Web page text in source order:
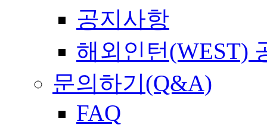
공지사항
해외인턴(WEST)
문의하기(Q&A)
FAQ